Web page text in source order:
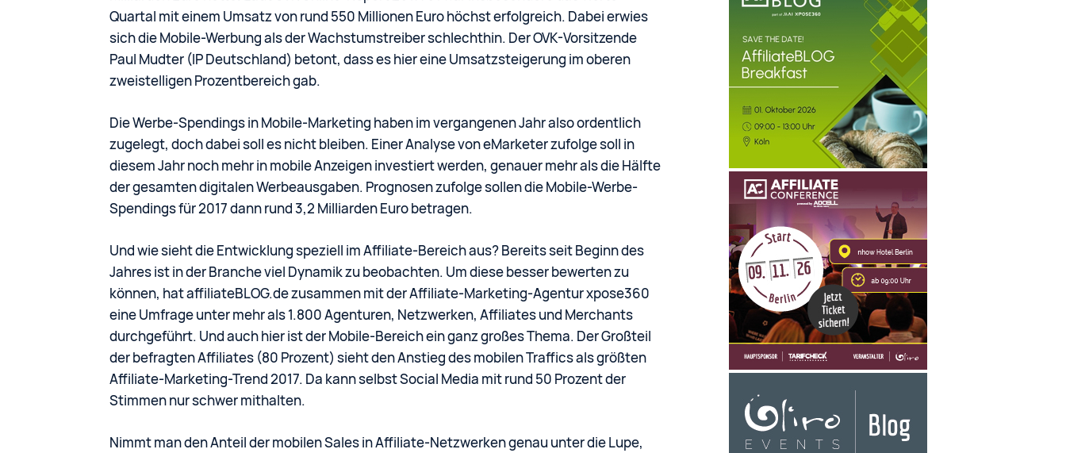
Quartal mit einem Umsatz von rund 550 Millionen Euro höchst erfolgreich. Dabei erwies
sich die Mobile-Werbung als der Wachstumstreiber schlechthin. Der OVK-Vorsitzende
Paul Mudter (IP Deutschland) betont, dass es hier eine Umsatzsteigerung im oberen
zweistelligen Prozentbereich gab.
Die Werbe-Spendings in Mobile-Marketing haben im vergangenen Jahr also ordentlich
zugelegt, doch dabei soll es nicht bleiben. Einer Analyse von eMarketer zufolge soll in
diesem Jahr noch mehr in mobile Anzeigen investiert werden, genauer mehr als die Hälfte
der gesamten digitalen Werbeausgaben. Prognosen zufolge sollen die Mobile-Werbe-
Spendings für 2017 dann rund 3,2 Milliarden Euro betragen.
Und wie sieht die Entwicklung speziell im Affiliate-Bereich aus? Bereits seit Beginn des
Jahres ist in der Branche viel Dynamik zu beobachten. Um diese besser bewerten zu
können, hat affiliateBLOG.de zusammen mit der Affiliate-Marketing-Agentur xpose360
eine Umfrage unter mehr als 1.800 Agenturen, Netzwerken, Affiliates und Merchants
durchgeführt. Und auch hier ist der Mobile-Bereich ein ganz großes Thema. Der Großteil
der befragten Affiliates (80 Prozent) sieht den Anstieg des mobilen Traffics als größten
Affiliate-Marketing-Trend 2017. Da kann selbst Social Media mit rund 50 Prozent der
Stimmen nur schwer mithalten.
Nimmt man den Anteil der mobilen Sales in Affiliate-Netzwerken genau unter die Lupe,